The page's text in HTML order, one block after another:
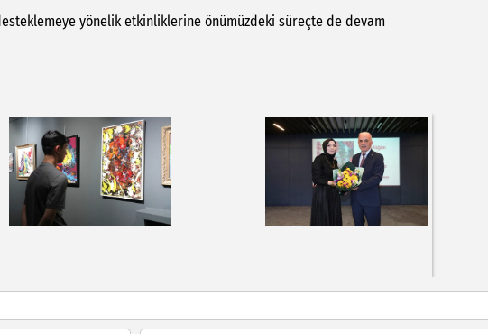
yönelik etkinliklerine önümüzdeki süreçte de devam